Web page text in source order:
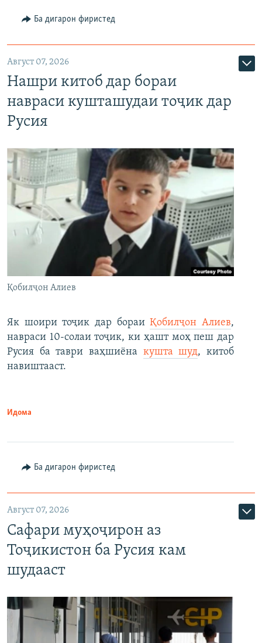
Ба дигарон фиристед
Август 07, 2026
Нашри китоб дар бораи
навраси кушташудаи тоҷик дар
Русия
Қобилҷон Алиев
Як шоири тоҷик дар бораиҚобилҷон Алиев,
навраси 10-солаи тоҷик, ки ҳашт моҳ пеш дар
Русия ба таври ваҳшиёна кушта шуд, китоб
навиштааст.
Идома
Ба дигарон фиристед
Август 07, 2026
Сафари муҳоҷирон аз
Тоҷикистон ба Русия кам
шудааст